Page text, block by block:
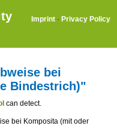
Imprint · Privacy Policy
bei
Bindestrich)"
can detect.
bei Komposita (mit oder